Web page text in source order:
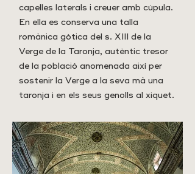
capelles laterals i creuer amb cúpula.
En ella es conserva una talla
romànica gòtica del s. XIII de la
Verge de la Taronja, autèntic tresor
de la població anomenada així per
sostenir la Verge a la seva mà una
taronja i en els seus genolls al xiquet.